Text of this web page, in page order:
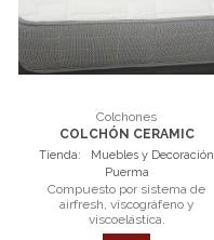
Colchones
COLCHÓN CERAMIC
Tienda:
Muebles y Decoración
Puerma
Compuesto por sistema de
airfresh, viscográfeno y
viscoelástica.